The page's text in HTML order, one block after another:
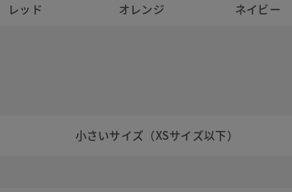
レッド オレンジ
ネイビー
小さいサイズ（XSサイズ以下）